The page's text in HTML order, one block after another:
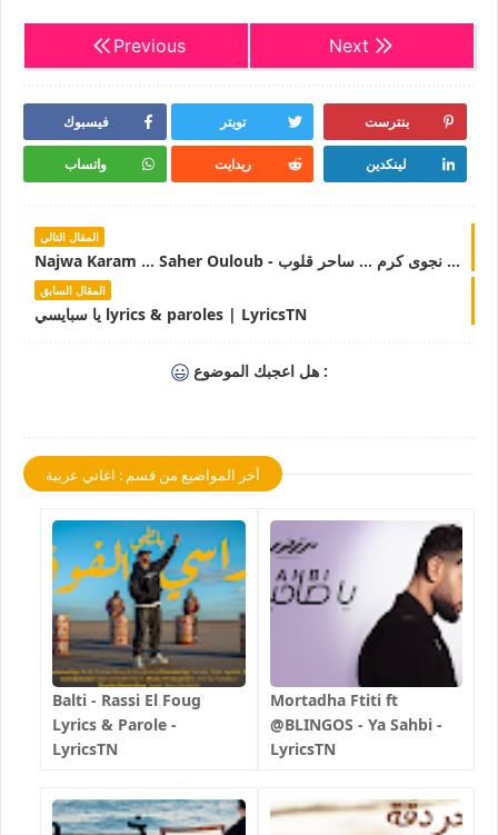
Previous Next
فيسبوك تويتر بنترست
واتساب ريدايت لينكدين
المقال التالي
Najwa Karam ... Saher Ouloub - نجوى كرم ... ساحر قلوب Lyrics | LyricsTN
المقال السابق
يا سبايسي lyrics & paroles | LyricsTN
هل اعجبك الموضوع :
أخر المواضيع من قسم : اغاني عربية
Balti - Rassi El Foug
Lyrics & Parole -
LyricsTN
Mortadha Ftiti ft
@BLINGOS - Ya Sahbi -
LyricsTN